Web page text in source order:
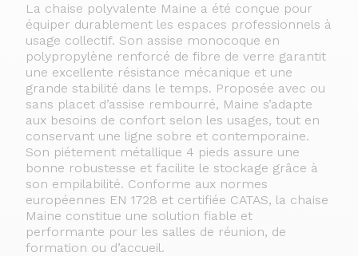
La chaise polyvalente Maine a été conçue pour
équiper durablement les espaces professionnels à
usage collectif. Son assise monocoque en
polypropylène renforcé de fibre de verre garantit
une excellente résistance mécanique et une
grande stabilité dans le temps. Proposée avec ou
sans placet d’assise rembourré, Maine s’adapte
aux besoins de confort selon les usages, tout en
conservant une ligne sobre et contemporaine.
Son piétement métallique 4 pieds assure une
bonne robustesse et facilite le stockage grâce à
son empilabilité. Conforme aux normes
européennes EN 1728 et certifiée CATAS, la chaise
Maine constitue une solution fiable et
performante pour les salles de réunion, de
formation ou d’accueil.